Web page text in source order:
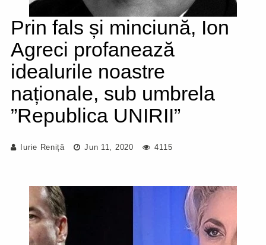
Prin fals și minciună, Ion
Agreci profanează
idealurile noastre
naționale, sub umbrela
”Republica UNIRII”
Iurie Reniță Jun 11, 2020 4115